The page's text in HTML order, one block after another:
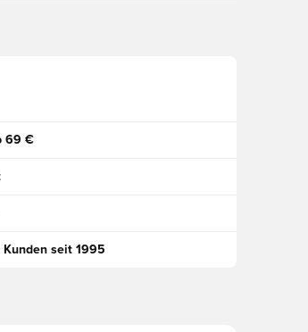
69 €
seit 1995